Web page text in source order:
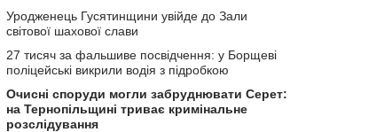
Уродженець Гусятинщини увійде до Зали
світової шахової слави
27 тисяч за фальшиве посвідчення: у Борщеві
поліцейські викрили водія з підробкою
Очисні споруди могли забруднювати Серет:
на Тернопільщині триває кримінальне
розслідування